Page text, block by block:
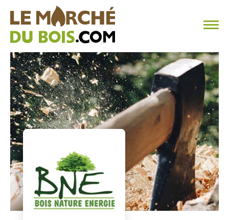
CHAUFFAGE AU BOIS
FAQ
CALCULER SA CONSOMMATION
TROUVER SON FOURNISSEUR
BLOG
ESPACE PRO